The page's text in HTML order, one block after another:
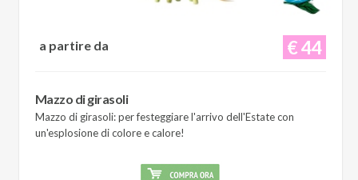
€ 44
a partire da
Mazzo di girasoli
Mazzo di girasoli: per festeggiare l'arrivo dell'Estate con
un'esplosione di colore e calore!